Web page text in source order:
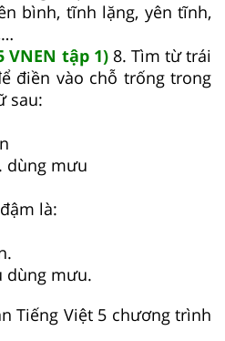
bình, tĩnh lặng, yên tĩnh,
VNEN tập 1)8. Tìm từ trái
điền vào chỗ trống trong
sau:
dùng mưu
là:
dùng mưu.
Tiếng Việt 5 chương trình